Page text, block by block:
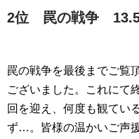
2位 罠の戦争
罠の戦争を最後までご覧
ございました。これにて
回を迎え、何度も観てい
ず…。皆様の温かいご声